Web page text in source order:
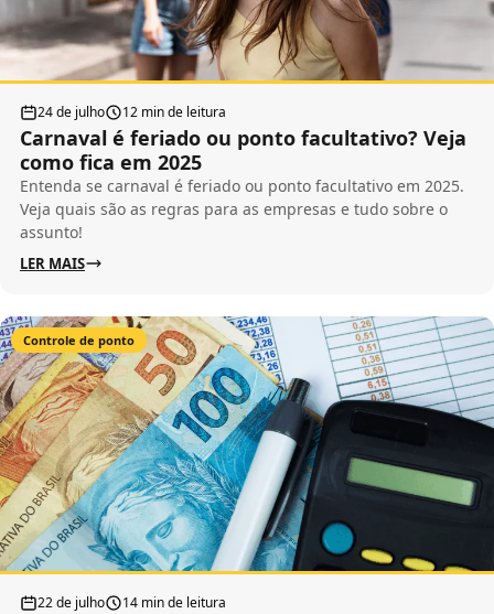
24 de julho 12 min de leitura
Carnaval é feriado ou ponto facultativo? Veja
como fica em 2025
Entenda se carnaval é feriado ou ponto facultativo em 2025.
Veja quais são as regras para as empresas e tudo sobre o
assunto!
LER MAIS
Controle de ponto
22 de julho 14 min de leitura